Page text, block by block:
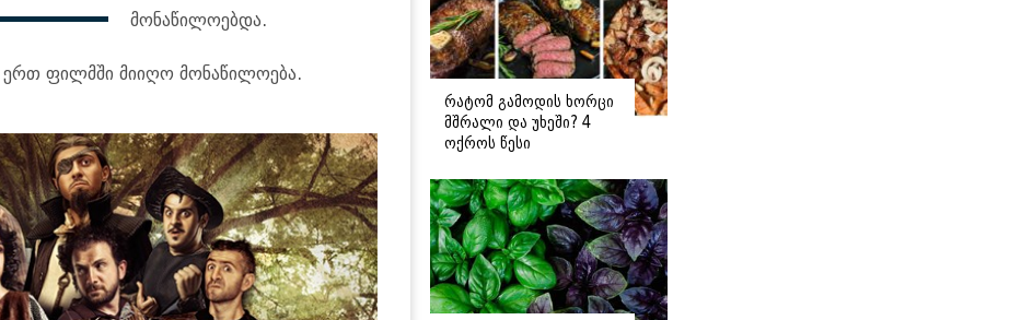
მონაწილოებდა.
ერთ ფილმში მიიღო მონაწილოება.
რატომ გამოდის ხორცი
მშრალი და უხეში? 4
ოქროს წესი
სტეიკისა და
მწვადისთვის